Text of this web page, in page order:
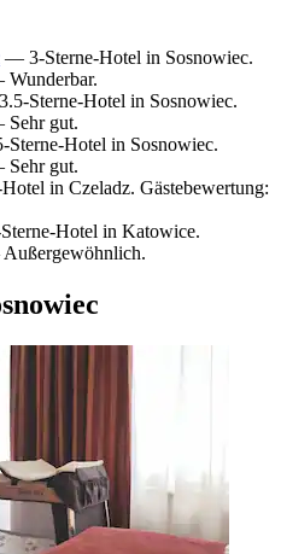
— 3-Sterne-Hotel in Sosnowiec.
Sterne-Hotel in Sosnowiec.
Sehr gut.
Hotel in Sosnowiec.
Sehr gut.
in Czeladz. Gästebewertung:
Hotel in Katowice.